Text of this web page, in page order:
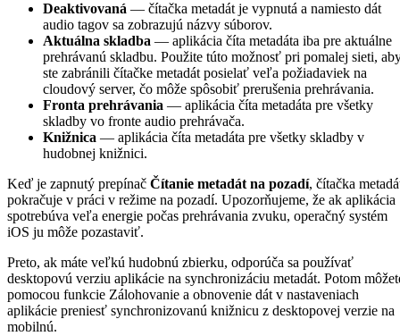
Deaktivovaná — čítačka metadát je vypnutá a namiesto dát
audio tagov sa zobrazujú názvy súborov.
Aktuálna skladba — aplikácia číta metadáta iba pre aktuálne
prehrávanú skladbu. Použite túto možnosť pri pomalej sieti,
ste zabránili čítačke metadát posielať veľa požiadaviek na
cloudový server, čo môže spôsobiť prerušenia prehrávania.
Fronta prehrávania — aplikácia číta metadáta pre všetky
skladby vo fronte audio prehrávača.
Knižnica — aplikácia číta metadáta pre všetky skladby v
hudobnej knižnici.
Keď je zapnutý prepínač Čítanie metadát na pozadí, čítačka
pokračuje v práci v režime na pozadí. Upozorňujeme, že ak aplikácia
spotrebúva veľa energie počas prehrávania zvuku, operačný systém
iOS ju môže pozastaviť.
Preto, ak máte veľkú hudobnú zbierku, odporúča sa používať
desktopovú verziu aplikácie na synchronizáciu metadát. Potom
pomocou funkcie Zálohovanie a obnovenie dát v nastaveniach
aplikácie preniesť synchronizovanú knižnicu z desktopovej verzie na
mobilnú.